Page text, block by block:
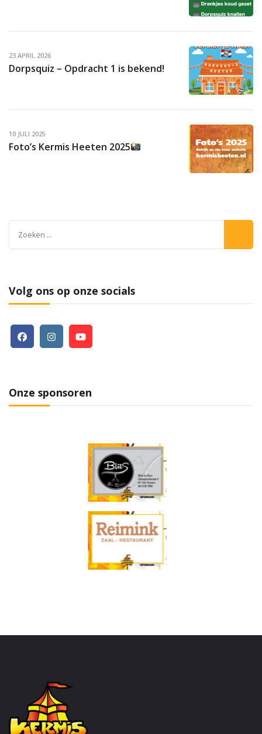
23 APRIL 2026
Dorpsquiz – Opdracht 1 is bekend!
10 JULI 2025
Foto’s Kermis Heeten 2025
Volg ons op onze socials
Onze sponsoren